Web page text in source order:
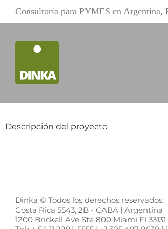
contenido
Consultoría para PYMES en Argentina,
Descripción del proyecto
Dinka © Todos los derechos reservados.
Costa Rica 5543, 2B - CABA | Argentina
1200 Brickell Ave Ste 800 Miami Fl 33131